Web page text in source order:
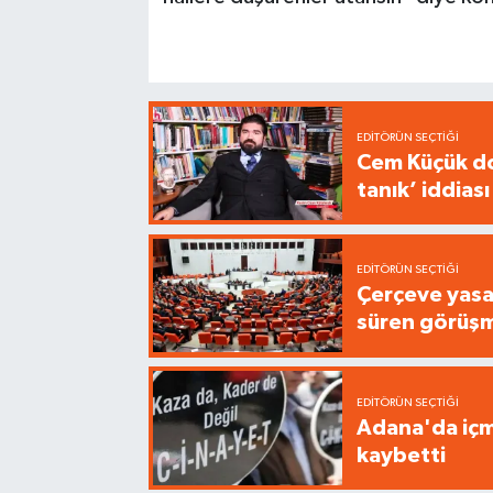
EDITÖRÜN SEÇTIĞI
Cem Küçük
tanık’ iddiası
EDITÖRÜN SEÇTIĞI
Çerçeve
süren
EDITÖRÜN SEÇTIĞI
Adana'da
kaybetti